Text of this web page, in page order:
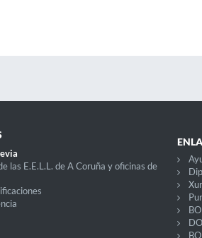
las E.E.L.L. de A Coruña y oficinas de